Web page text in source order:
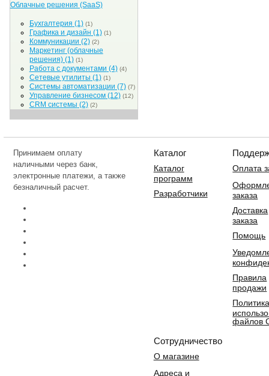
Облачные решения (SaaS)
Бухгалтерия (1) (1)
Графика и дизайн (1) (1)
Коммуникации (2) (2)
Маркетинг (облачные
решения)(1) (1)
Работа с документами (4) (4)
Сетевые утилиты (1) (1)
Системы автоматизации (7) (7)
Управление бизнесом(12) (12)
CRM системы (2) (2)
Принимаем оплату
наличными через банк,
электронные платежи, а также
безналичный расчет.
Каталог
Каталог
программ
Разработчики
Оплата
заказа
Доставка
заказа
Помощь
Правила
продажи
файлов
Сотрудничество
О магазине
Адреса и